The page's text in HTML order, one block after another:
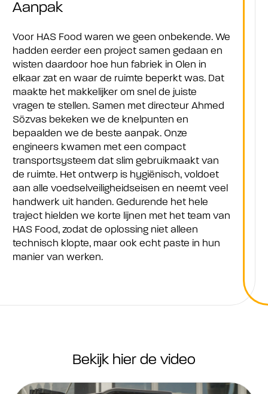
Aanpak
Voor HAS Food waren we geen onbekende. We
hadden eerder een project samen gedaan en
wisten daardoor hoe hun fabriek in Olen in
elkaar zat en waar de ruimte beperkt was. Dat
maakte het makkelijker om snel de juiste
vragen te stellen. Samen met directeur Ahmed
Sözvas bekeken we de knelpunten en
bepaalden we de beste aanpak. Onze
engineers kwamen met een compact
transportsysteem dat slim gebruikmaakt van
de ruimte. Het ontwerp is hygiënisch, voldoet
aan alle voedselveiligheidseisen en neemt veel
handwerk uit handen. Gedurende het hele
traject hielden we korte lijnen met het team van
HAS Food, zodat de oplossing niet alleen
technisch klopte, maar ook echt paste in hun
manier van werken.
Bekijk hier de video